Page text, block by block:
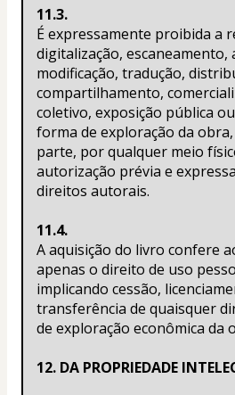
11.3.
É expressamente proibida a
digitalização, escaneamento,
modificação, tradução,
compartilhamento,
coletivo, exposição pública
forma de exploração da
parte, por qualquer meio
autorização prévia e
direitos autorais.
11.4.
A aquisição do livro confere
apenas o direito de uso
implicando cessão,
transferência de quaisquer
de exploração econômica da
12. DA PROPRIEDADE